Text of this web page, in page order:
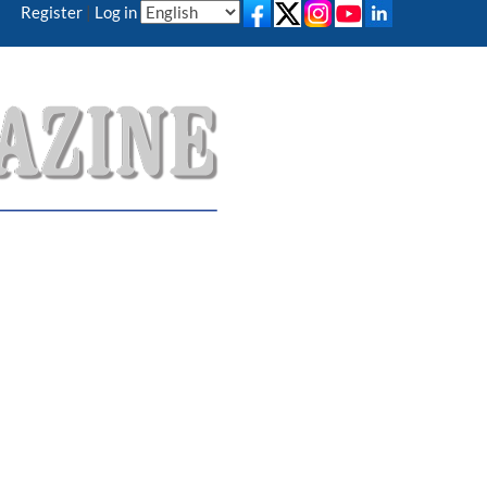
Register | Log in